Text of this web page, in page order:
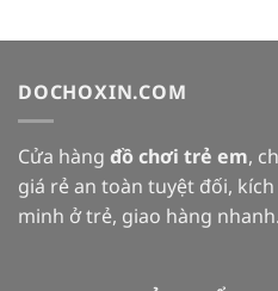
DOCHOXIN.COM
Cửa hàng đồ chơi trẻ em,
giá rẻ an toàn tuyệt đối,
minh ở trẻ, giao hàng nhanh.